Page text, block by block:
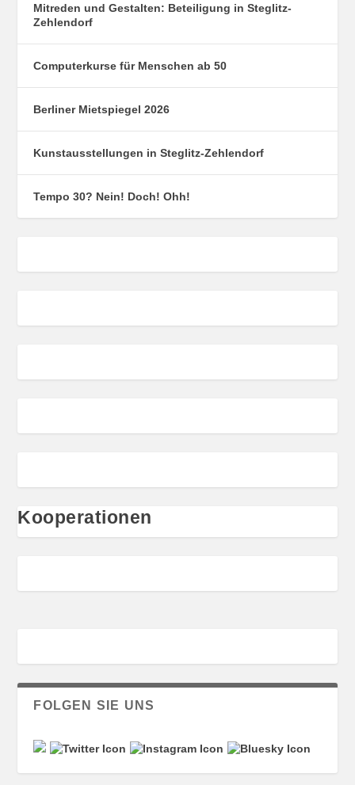
Mitreden und Gestalten: Beteiligung in Steglitz-
Zehlendorf
Computerkurse für Menschen ab 50
Berliner Mietspiegel 2026
Kunstausstellungen in Steglitz-Zehlendorf
Tempo 30? Nein! Doch! Ohh!
Kooperationen
FOLGEN SIE UNS